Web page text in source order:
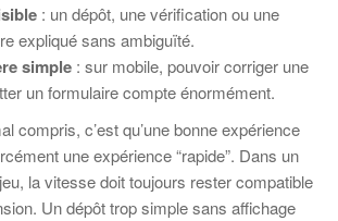
: un dépôt, une vérification ou une
expliqué sans ambiguïté.
simple : sur mobile, pouvoir corriger une
un formulaire compte énormément.
compris, c’est qu’une bonne expérience
une expérience “rapide”. Dans un
la vitesse doit toujours rester compatible
Un dépôt trop simple sans affichage